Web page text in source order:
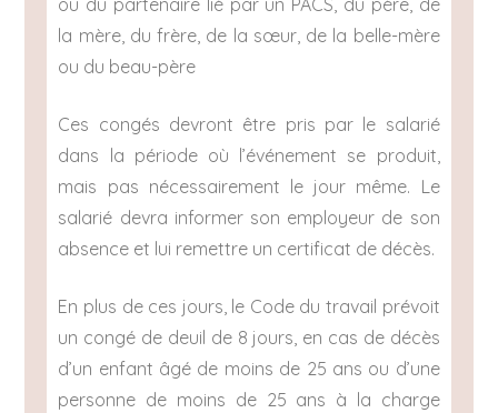
ou du partenaire lié par un PACS, du père, de
la mère, du frère, de la sœur, de la belle-mère
ou du beau-père
Ces congés devront être pris par le salarié
dans la période où l’événement se produit,
mais pas nécessairement le jour même. Le
salarié devra informer son employeur de son
absence et lui remettre un certificat de décès.
En plus de ces jours, le Code du travail prévoit
un congé de deuil de 8 jours, en cas de décès
d’un enfant âgé de moins de 25 ans ou d’une
personne de moins de 25 ans à la charge